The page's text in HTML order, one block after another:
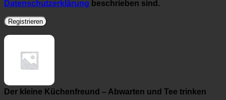
Datenschutzerklärung beschrieben sind.
Registrieren
Der kleine Küchenfreund – Abwarten und Tee trinken